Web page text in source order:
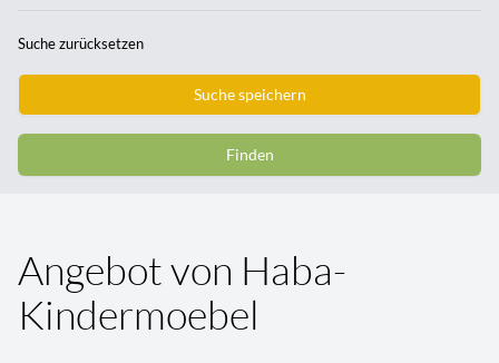
Suche zurücksetzen
Suche speichern
Finden
Angebot von Haba-
Kindermoebel